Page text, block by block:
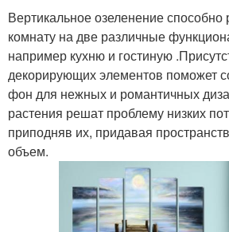
Вертикальное озеленение
комнату на две различные
например кухню и гостиную
декорирующих элементов поможет
фон для нежных и романтичных
растения решат проблему низких
приподняв их, придавая
объем.